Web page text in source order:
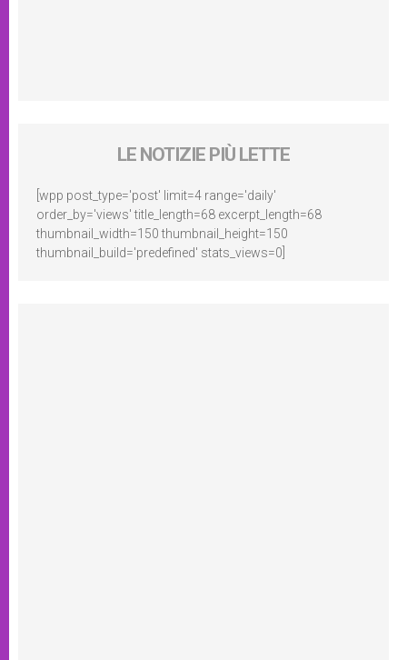
LE NOTIZIE PIÙ LETTE
[wpp post_type='post' limit=4 range='daily'
order_by='views' title_length=68 excerpt_length=68
thumbnail_width=150 thumbnail_height=150
thumbnail_build='predefined' stats_views=0]